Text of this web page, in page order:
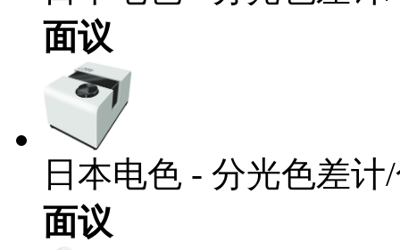
面议
日本电色 - 分光色差计
面议